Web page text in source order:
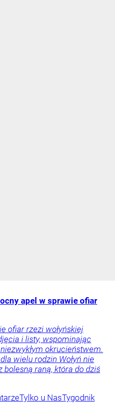
apel w sprawie ofiar
ofiar rzezi wołyńskiej
i listy, wspominając
okrucieństwem.
wielu rodzin Wołyń nie
raną, która do dziś
Tylko u NasTygodnik